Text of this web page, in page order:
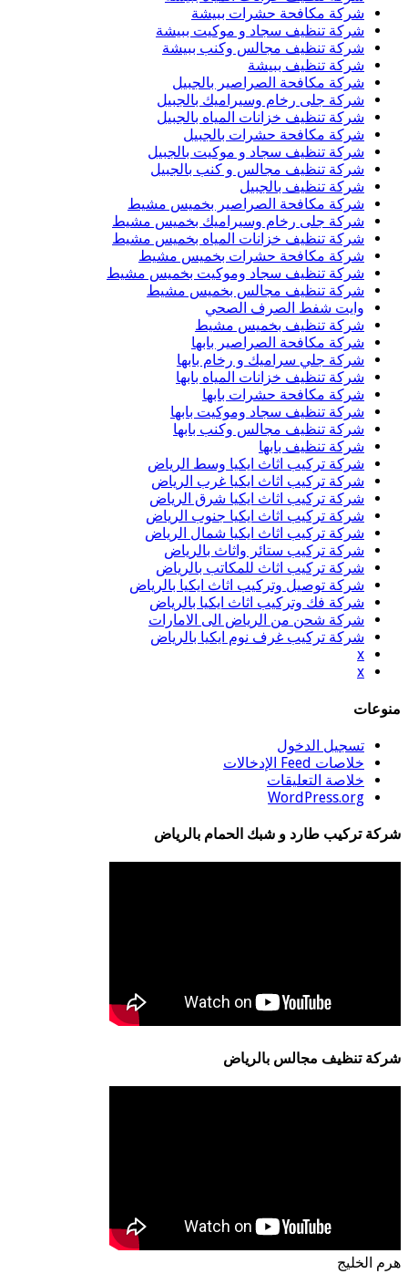
شركة مكافحة حشرات ببيشة
شركة تنظيف سجاد و موكيت ببيشة
شركة تنظيف مجالس وكنب ببيشة
شركة تنظيف ببيشة
شركة مكافحة الصراصير بالجبيل
شركة جلى رخام وسيراميك بالجبيل
شركة تنظيف خزانات المياه بالجبيل
شركة مكافحة حشرات بالجبيل
شركة تنظيف سجاد و موكيت بالجبيل
شركة تنظيف مجالس و كنب بالجبيل
شركة تنظيف بالجبيل
شركة مكافحة الصراصير بخميس مشيط
شركة جلى رخام وسيراميك بخميس مشيط
شركة تنظيف خزانات المياه بخميس مشيط
شركة مكافحة حشرات بخميس مشيط
شركة تنظيف سجاد وموكيت بخميس مشيط
شركة تنظيف مجالس بخميس مشيط
وايت شفط الصرف الصحي
شركة تنظيف بخميس مشيط
شركة مكافحة الصراصير بابها
شركة جلي سراميك و رخام بابها
شركة تنظيف خزانات المياه بابها
شركة مكافحة حشرات بابها
شركة تنظيف سجاد وموكيت بابها
شركة تنظيف مجالس وكنب بابها
شركة تنظيف بابها
شركة تركيب اثاث ايكيا وسط الرياض
شركة تركيب اثاث ايكيا غرب الرياض
شركة تركيب اثاث ايكيا شرق الرياض
شركة تركيب اثاث ايكيا جنوب الرياض
شركة تركيب اثاث ايكيا شمال الرياض
شركة تركيب ستائر واثاث بالرياض
شركة تركيب اثاث للمكاتب بالرياض
شركة توصيل وتركيب اثاث ايكيا بالرياض
شركة فك وتركيب اثاث ايكيا بالرياض
شركة شحن من الرياض الى الامارات
شركة تركيب غرف نوم ايكيا بالرياض
x
x
منوعات
تسجيل الدخول
خلاصات Feed الإدخالات
خلاصة التعليقات
WordPress.org
شركة تركيب طارد و شبك الحمام بالرياض
شركة تنظيف مجالس بالرياض
هرم الخليج